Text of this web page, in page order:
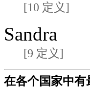
[10 定义]
Sandra
[9 定义]
在各个国家中